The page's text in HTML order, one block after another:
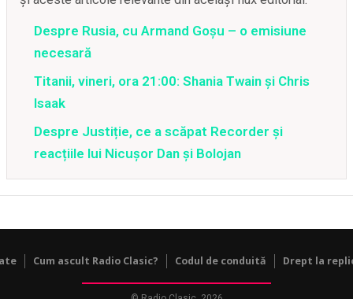
Despre Rusia, cu Armand Goșu – o emisiune
necesară
Titanii, vineri, ora 21:00: Shania Twain și Chris
Isaak
Despre Justiție, ce a scăpat Recorder și
reacțiile lui Nicușor Dan și Bolojan
Cum ascult Radio Clasic? Codul de conduită Drept la